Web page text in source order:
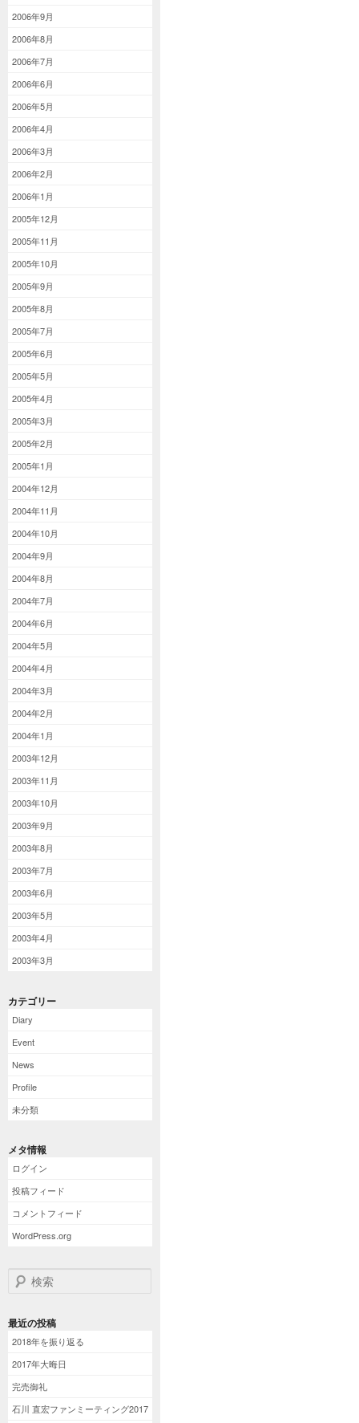
2006年9月
2006年8月
2006年7月
2006年6月
2006年5月
2006年4月
2006年3月
2006年2月
2006年1月
2005年12月
2005年11月
2005年10月
2005年9月
2005年8月
2005年7月
2005年6月
2005年5月
2005年4月
2005年3月
2005年2月
2005年1月
2004年12月
2004年11月
2004年10月
2004年9月
2004年8月
2004年7月
2004年6月
2004年5月
2004年4月
2004年3月
2004年2月
2004年1月
2003年12月
2003年11月
2003年10月
2003年9月
2003年8月
2003年7月
2003年6月
2003年5月
2003年4月
2003年3月
カテゴリー
Diary
Event
News
Profile
未分類
メタ情報
ログイン
投稿フィード
コメントフィード
WordPress.org
検索
最近の投稿
2018年を振り返る
2017年大晦日
完売御礼
石川 直宏ファンミーティング2017